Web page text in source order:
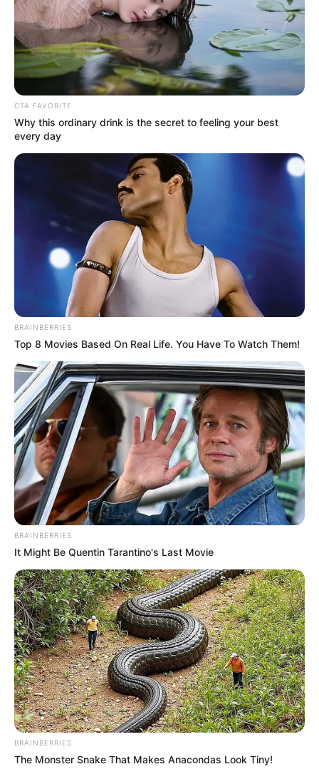
QUOTES
20 Kutipan Kata-kata Galau
Film Indonesia yang Menyayat
Hati
Penulis:gisela |26 Juni 2022
Perasaan galau akan menyebabkan hati ini terasa tidak nyaman
dan diselimuti ketakutan. Biasanya rasa galau disebabkan oleh
masalah cinta yang dialam seseorang, misalnya cinta bertepuk
sebelah tangan, putus hubungan atau masalah lainnya.
Pada dasarnya tidak semua manusia tegar menghadapi rasa galau
ini. Tapi, kamu harus tahu bahwa galau harus dihadapi dan
dilawan.
Ada beberapa cara yang bisa dilakukan untuk mengatasi perasaan
sedih dan menyayat hati ini. Ingat bahwa hidup harus terus
CTA FAVORITE
Why this ordinary drink is the secret to feeling your best
every day
BRAINBERRIES
Top 8 Movies Based On Real Life. You Have To Watch Them!
BRAINBERRIES
It Might Be Quentin Tarantino's Last Movie
BRAINBERRIES
The Monster Snake That Makes Anacondas Look Tiny!